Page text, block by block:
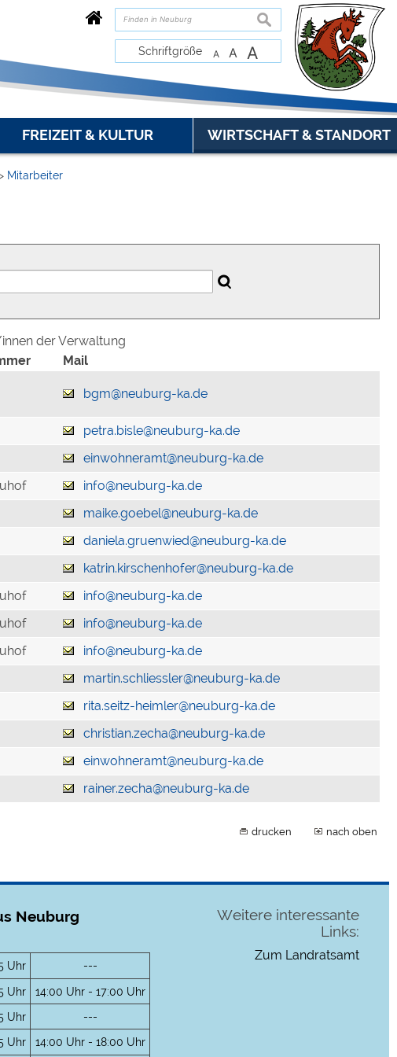
suchen
Schriftgröße A A A
FREIZEIT & KULTUR WIRTSCHAFT & STANDORT
Mitarbeiter
der Verwaltung
Mail
bgm@neuburg-ka.de
petra.bisle@neuburg-ka.de
einwohneramt@neuburg-ka.de
info@neuburg-ka.de
maike.goebel@neuburg-ka.de
daniela.gruenwied@neuburg-ka.de
katrin.kirschenhofer@neuburg-ka.de
info@neuburg-ka.de
info@neuburg-ka.de
info@neuburg-ka.de
martin.schliessler@neuburg-ka.de
rita.seitz-heimler@neuburg-ka.de
christian.zecha@neuburg-ka.de
einwohneramt@neuburg-ka.de
rainer.zecha@neuburg-ka.de
drucken nach oben
Neuburg
Uhr
---
Uhr
14:00 Uhr - 17:00 Uhr
Uhr
---
Uhr 14:00 Uhr - 18:00 Uhr
Weitere interessante
Links:
Zum Landratsamt